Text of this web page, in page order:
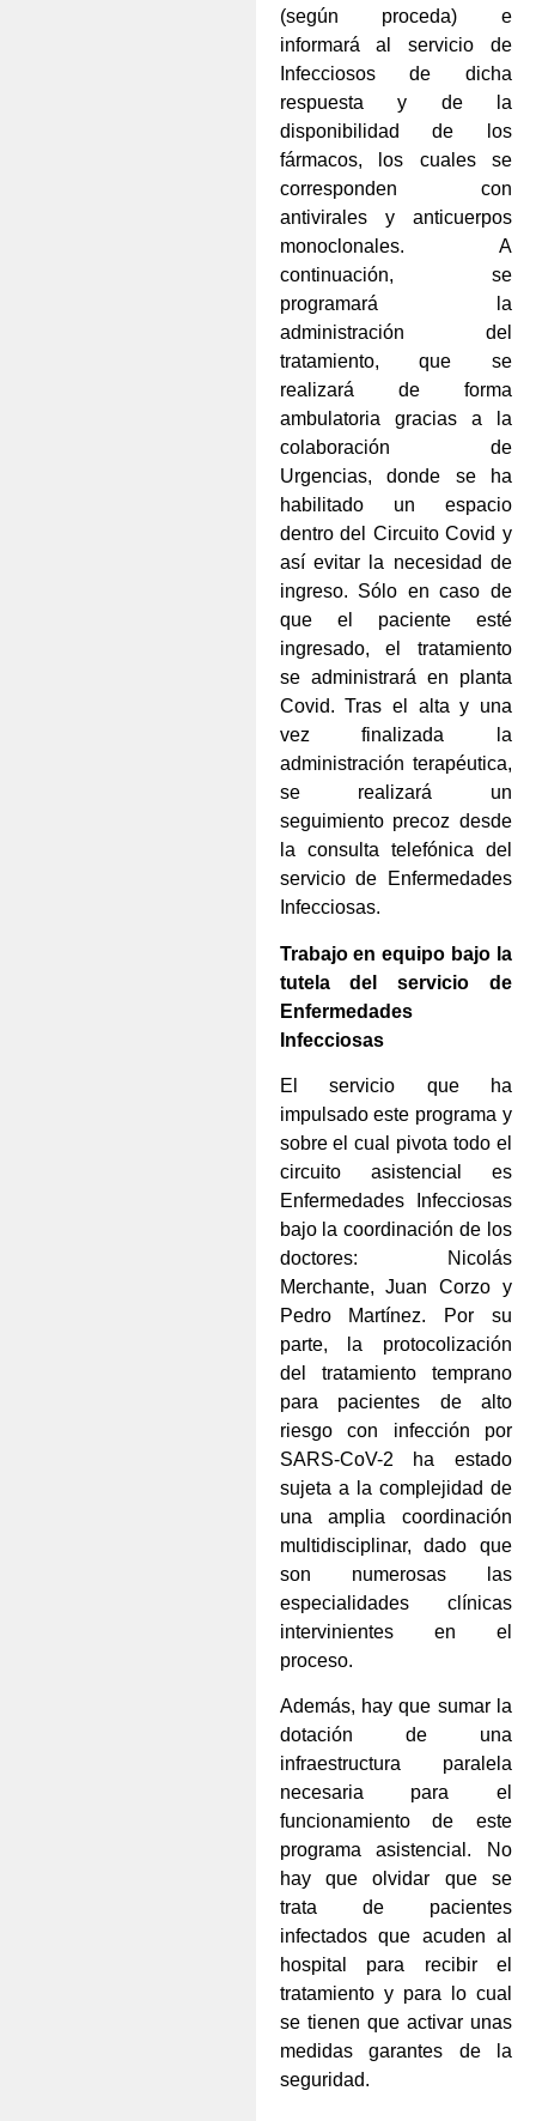
(según proceda) e
informará al servicio de
Infecciosos de dicha
respuesta y de la
disponibilidad de los
fármacos, los cuales se
corresponden con
antivirales y anticuerpos
monoclonales. A
continuación, se
programará la
administración del
tratamiento, que se
realizará de forma
ambulatoria gracias a la
colaboración de
Urgencias, donde se ha
habilitado un espacio
dentro del Circuito Covid y
así evitar la necesidad de
ingreso. Sólo en caso de
que el paciente esté
ingresado, el tratamiento
se administrará en planta
Covid. Tras el alta y una
vez finalizada la
administración terapéutica,
se realizará un
seguimiento precoz desde
la consulta telefónica del
servicio de Enfermedades
Infecciosas.
Trabajo en equipo bajo la
tutela del servicio de
Enfermedades
Infecciosas
El servicio que ha
impulsado este programa y
sobre el cual pivota todo el
circuito asistencial es
Enfermedades Infecciosas
bajo la coordinación de los
doctores: Nicolás
Merchante, Juan Corzo y
Pedro Martínez. Por su
parte, la protocolización
del tratamiento temprano
para pacientes de alto
riesgo con infección por
SARS-CoV-2 ha estado
sujeta a la complejidad de
una amplia coordinación
multidisciplinar, dado que
son numerosas las
especialidades clínicas
intervinientes en el
proceso.
Además, hay que sumar la
dotación de una
infraestructura paralela
necesaria para el
funcionamiento de este
programa asistencial. No
hay que olvidar que se
trata de pacientes
infectados que acuden al
hospital para recibir el
tratamiento y para lo cual
se tienen que activar unas
medidas garantes de la
seguridad.